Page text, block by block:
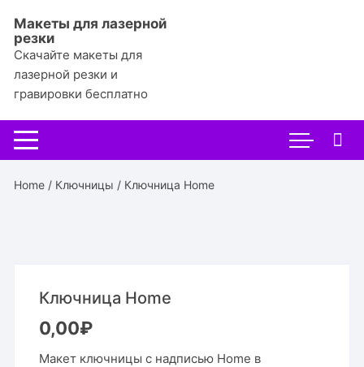
содержимому
Макеты для лазерной
резки
Скачайте макеты для
лазерной резки и
гравировки бесплатно
Home / Ключницы / Ключница Home
Ключница Home
0,00₽
Макет ключницы с надписью Home в